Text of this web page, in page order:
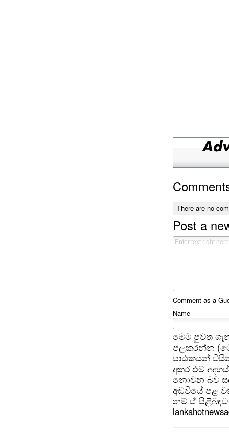
There are no
Post a
Comment as a
Name
මෙම පුවත
පලකරන්න
පාඨකයන්
අතර එම
නොවන බව
අඩවියේ පළ
නම් ඒ පිළිබඳව